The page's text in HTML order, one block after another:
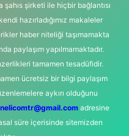
şirketi ile hiçbir bağlantısı
hazırladığımız makaleler
haber niteliği taşımamakta
paylaşım yapılmamaktadır.
tamamen tesadüfidir.
ücretsiz bir bilgi paylaşım
aykırı olduğunu
adresine
süre içerisinde sitemizden